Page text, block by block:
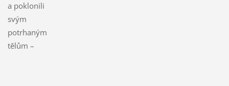
a poklonili
svým
potrhaným
tělům –